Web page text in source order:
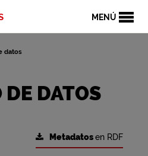
MENÚ
datos
DE DATOS
Metadatosen RDF